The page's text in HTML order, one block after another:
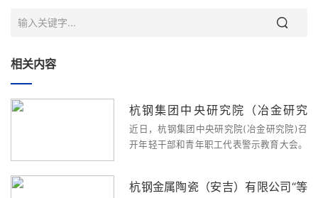
相关内容
杭钢集团中央研究院（冶金研究
院）开展系统性年轻干部职工“系好
近日，杭钢集团中央研究院(冶金研究院)召
开年轻干部和青年职工代表警示教育大会。
育工作的通知》精神。他指出要重点抓好四
杭钢金属陶瓷（安吉）有限公司“等